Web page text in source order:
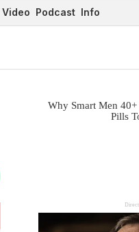
Video Podcast Info